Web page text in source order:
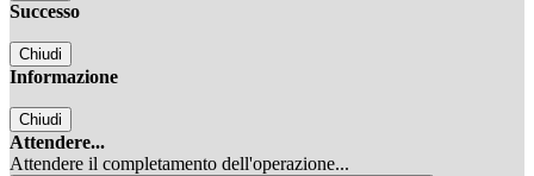
Successo
Chiudi
Informazione
Chiudi
Attendere...
Attendere il completamento dell'operazione...